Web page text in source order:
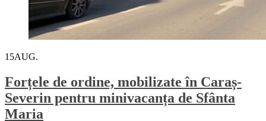
15AUG.
Forțele de ordine, mobilizate în Caraș-
Severin pentru minivacanța de Sfânta
Maria